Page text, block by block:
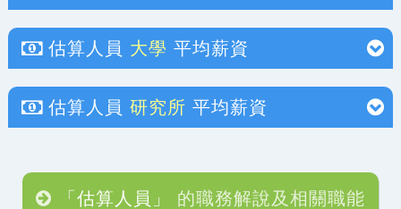
估算人員 大學 平均薪資
估算人員 研究所 平均薪資
「估算人員」 的職務解說及相關職能